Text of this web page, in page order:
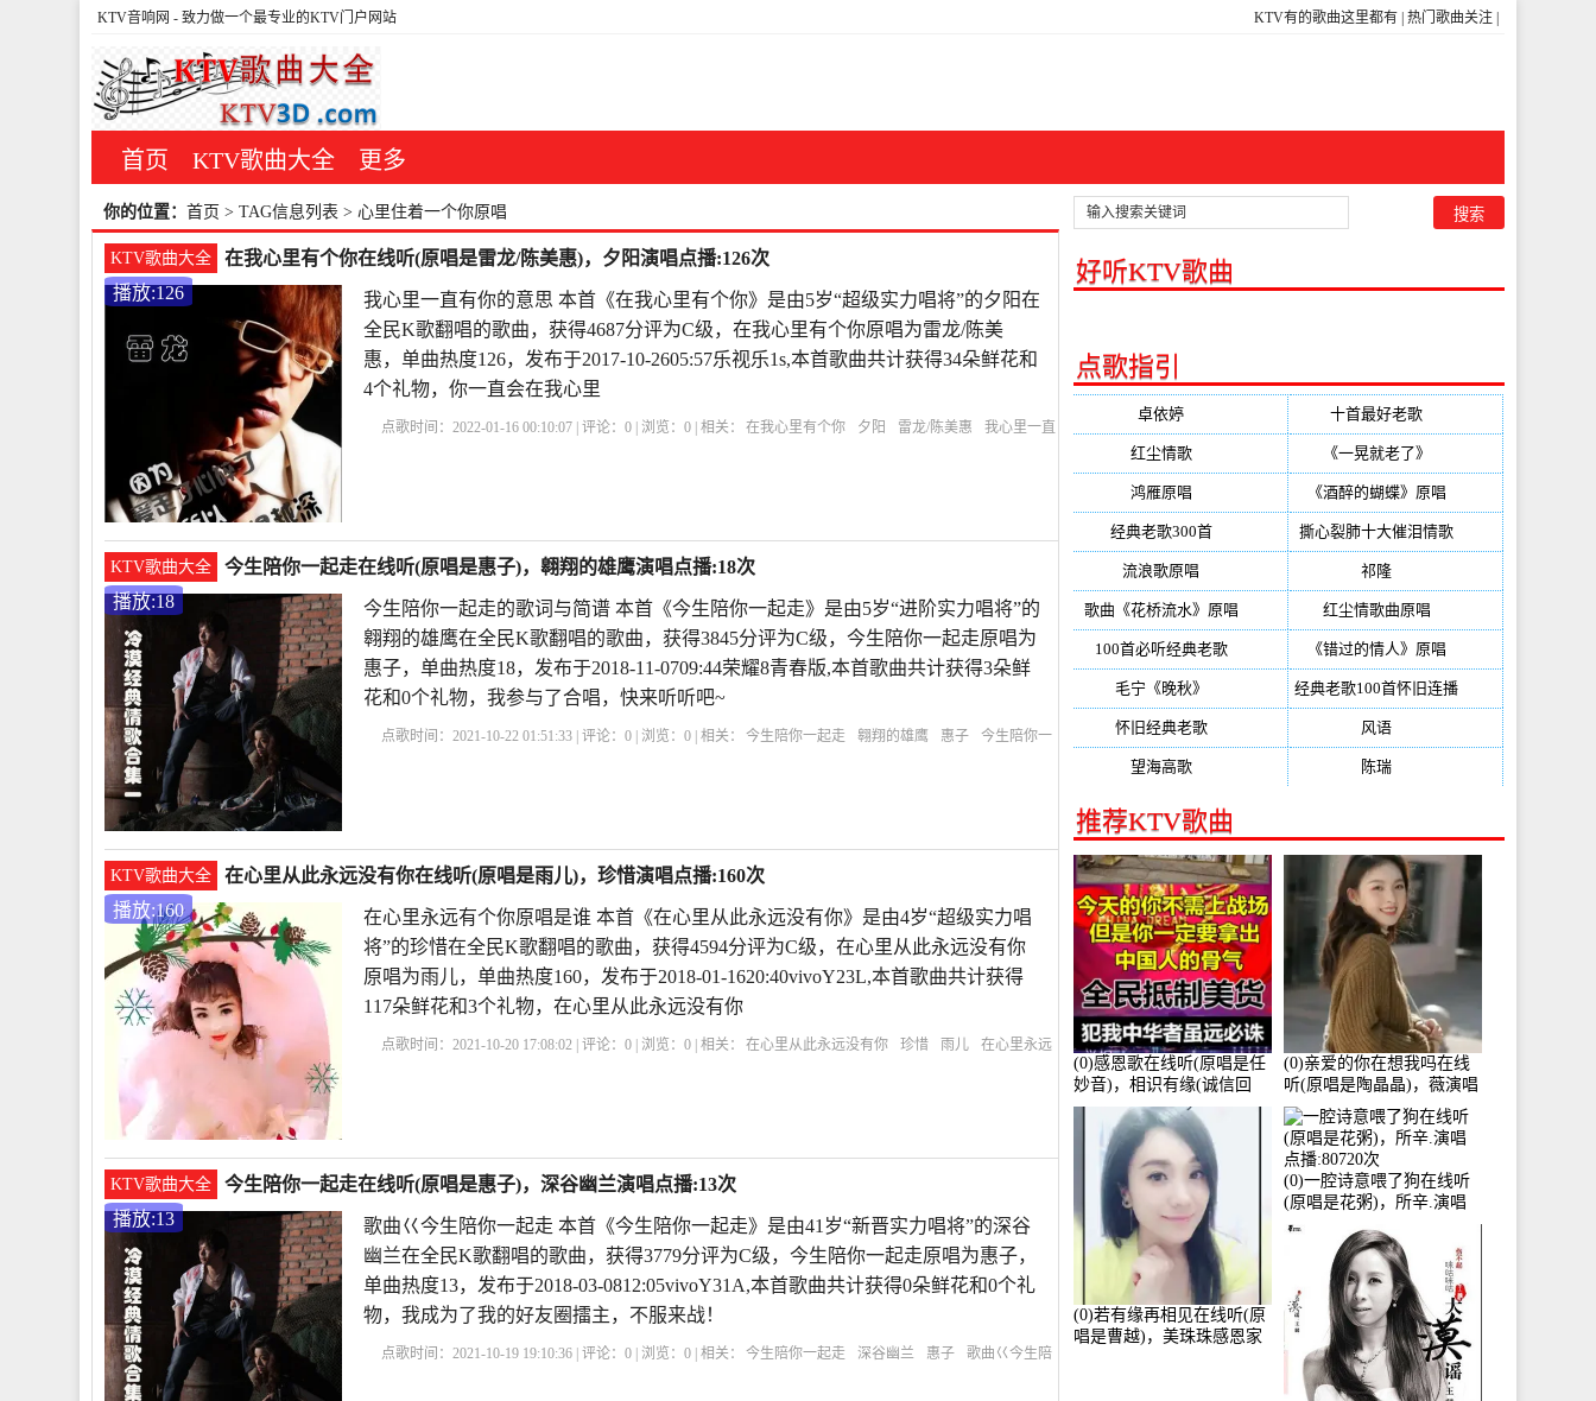
KTV有的歌曲这里都有 热门歌曲关注
KTV音响网 - 致力做一个最专业的KTV门户网站
首页 KTV歌曲大全 更多
你的位置： 首页 > TAG信息列表 > 心里住着一个你原唱
KTV歌曲大全
在我心里有个你在线听(原唱是雷龙/陈美惠)，夕阳演唱点播:126次
播放:126
我心里一直有你的意思 本首《在我心里有个你》是由5岁“超级实力唱将”的夕阳在
全民K歌翻唱的歌曲，获得4687分评为C级，在我心里有个你原唱为雷龙/陈美
惠，单曲热度126，发布于2017-10-2605:57乐视乐1s,本首歌曲共计获得34朵鲜花和
4个礼物，你一直会在我心里
点歌时间：2022-01-16 00:10:07 | 评论：0 | 浏览：0 | 相关： 在我心里有个你 夕阳 雷龙/陈美惠
我心里一直
KTV歌曲大全
今生陪你一起走在线听(原唱是惠子)，翱翔的雄鹰演唱点播:18次
播放:18
今生陪你一起走的歌词与简谱 本首《今生陪你一起走》是由5岁“进阶实力唱将”的
翱翔的雄鹰在全民K歌翻唱的歌曲，获得3845分评为C级，今生陪你一起走原唱为
惠子，单曲热度18，发布于2018-11-0709:44荣耀8青春版,本首歌曲共计获得3朵鲜
花和0个礼物，我参与了合唱，快来听听吧~
点歌时间：2021-10-22 01:51:33 | 评论：0 | 浏览：0 | 相关： 今生陪你一起走 翱翔的雄鹰 惠子
今生陪你一
KTV歌曲大全
在心里从此永远没有你在线听(原唱是雨儿)，珍惜演唱点播:160次
播放:160
在心里永远有个你原唱是谁 本首《在心里从此永远没有你》是由4岁“超级实力唱
将”的珍惜在全民K歌翻唱的歌曲，获得4594分评为C级，在心里从此永远没有你
原唱为雨儿，单曲热度160，发布于2018-01-1620:40vivoY23L,本首歌曲共计获得
117朵鲜花和3个礼物，在心里从此永远没有你
点歌时间：2021-10-20 17:08:02 | 评论：0 | 浏览：0 | 相关： 在心里从此永远没有你 珍惜 雨儿
在心里永远
KTV歌曲大全
今生陪你一起走在线听(原唱是惠子)，深谷幽兰演唱点播:13次
播放:13
歌曲巜今生陪你一起走 本首《今生陪你一起走》是由41岁“新晋实力唱将”的深谷
幽兰在全民K歌翻唱的歌曲，获得3779分评为C级，今生陪你一起走原唱为惠子，
单曲热度13，发布于2018-03-0812:05vivoY31A,本首歌曲共计获得0朵鲜花和0个礼
物，我成为了我的好友圈擂主，不服来战！
点歌时间：2021-10-19 19:10:36 | 评论：0 | 浏览：0 | 相关： 今生陪你一起走 深谷幽兰 惠子
歌曲巜今生陪
好听KTV歌曲
点歌指引
卓依婷 十首最好老歌
红尘情歌(296) 《一晃就老了》
鸿雁原唱 《酒醉的蝴蝶》原唱
经典老歌300首(203) 撕心裂肺十大催泪情歌
流浪歌原唱 祁隆
歌曲《花桥流水》原唱 红尘情歌曲原唱
100首必听经典老歌(150) 《错过的情人》原唱
毛宁《晚秋》 经典老歌100首怀旧连播
怀旧经典老歌(133) 风语
望海高歌(131) 陈瑞
推荐KTV歌曲
(0)感恩歌在线听(原唱是任
妙音)，相识有缘(诚信回
访)演唱点播:161288次
(0)亲爱的你在想我吗在线
听(原唱是陶晶晶)，薇演唱
点播:159722次
(0)若有缘再相见在线听(原
唱是曹越)，美珠珠感恩家
(0)一腔诗意喂了狗在线听
(原唱是花粥)，所辛.演唱
点播:80720次